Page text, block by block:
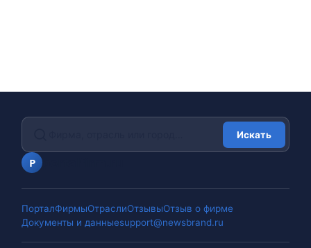
P
Искать
ПорталФирмыОтраслиОтзывыОтзыв о фирме
Документы и данныеsupport@newsbrand.ru